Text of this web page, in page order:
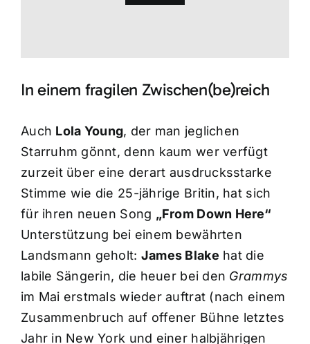
In einem fragilen Zwischen(be)reich
Auch Lola Young, der man jeglichen
Starruhm gönnt, denn kaum wer verfügt
zurzeit über eine derart ausdrucksstarke
Stimme wie die 25-jährige Britin, hat sich
für ihren neuen Song „From Down Here“
Unterstützung bei einem bewährten
Landsmann geholt: James Blake hat die
labile Sängerin, die heuer bei den Grammys
im Mai erstmals wieder auftrat (nach einem
Zusammenbruch auf offener Bühne letztes
Jahr in New York und einer halbjährigen